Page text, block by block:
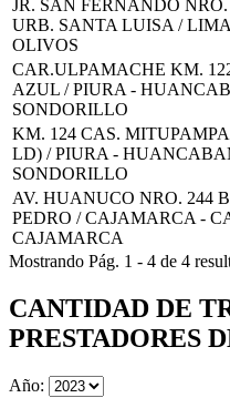
JR. SAN FERNANDO NRO.
URB. SANTA LUISA /
OLIVOS
CAR.ULPAMACHE KM.
AZUL / PIURA -
SONDORILLO
KM. 124 CAS.
LD) / PIURA -
SONDORILLO
AV. HUANUCO NRO. 244
PEDRO / CAJAMARCA -
CAJAMARCA
Mostrando Pág. 1 - 4 de 4
CANTIDAD DE
PRESTADORES
Año: